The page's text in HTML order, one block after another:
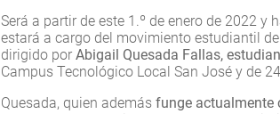
Será a partir de este 1.º de enero de 2022
estará a cargo del movimiento estudiantil del
dirigido por Abigail Quesada Fallas,
Campus Tecnológico Local San José y de
Quesada, quien además funge actualmente